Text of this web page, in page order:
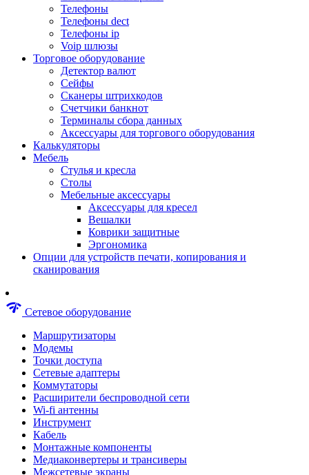
Коннекторы и розетки
Инструмент и садовая техника
Электро и пневмоинструмент
Аксессуары для пневмоинструментов
Гайковерты пневматические
Инструмент измерительный
Краскораспылители пневматические
Наборы пневматические
Пистолеты пневматические
Шуруповерты
Дрели
Лобзики
Перфораторы
Шлифмашины
Наборы инструментов
Пилы
Пылесосы строительные
Степлеры строительные
Пистолеты клеевые
Наборы бит и сверел
Инструмент многофункциональный
Телефоны
Телефоны dect
Телефоны ip
Voip шлюзы
Торговое оборудование
Детектор валют
Сейфы
Сканеры штрихкодов
Счетчики банкнот
Терминалы сбора данных
Аксессуары для торгового оборудования
Калькуляторы
Мебель
Стулья и кресла
Столы
Мебельные аксессуары
Аксессуары для кресел
Вешалки
Коврики защитные
Эргономика
Опции для устройств печати, копирования и
сканирования
network_check Сетевое оборудование
Маршрутизаторы
Модемы
Точки доступа
Сетевые адаптеры
Коммутаторы
Расширители беспроводной сети
Wi-fi антенны
Инструмент
Кабель
Монтажные компоненты
Медиаконвертеры и трансиверы
Межсетевые экраны